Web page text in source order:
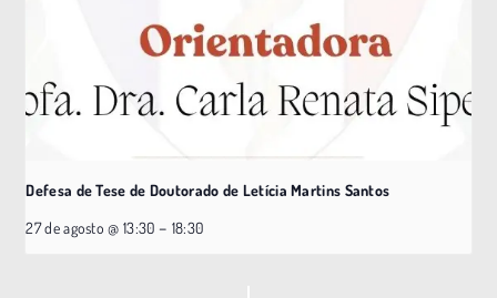
Defesa de Tese de Doutorado de Letícia Martins Santos
27 de agosto @ 13:30 – 18:30